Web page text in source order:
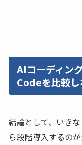
AIコーディン
Codeを比較し
結論として、いき
ら段階導入するの